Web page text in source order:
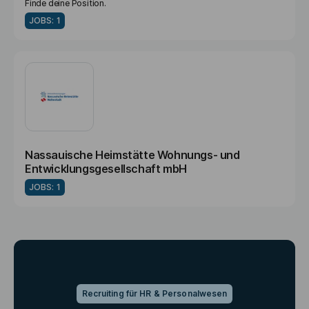
Finde deine Position.
JOBS: 1
Nassauische Heimstätte Wohnungs- und
Entwicklungsgesellschaft mbH
JOBS: 1
Recruiting für HR & Personalwesen